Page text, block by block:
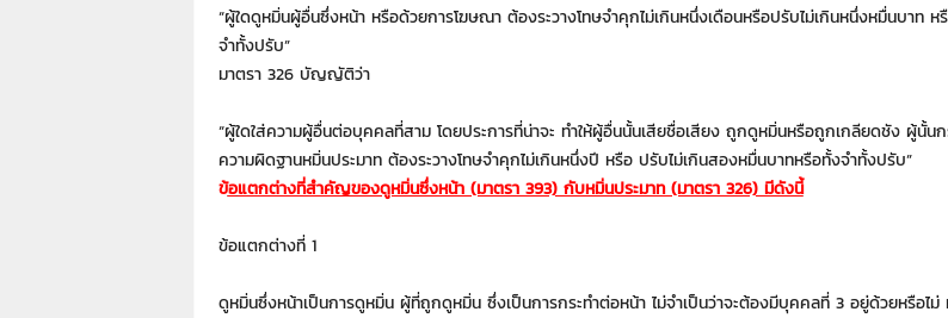
“ผู้ใดดูหมิ่นผู้อื่นซึ่งหน้า หรือด้วยการโฆษณา ต้องระวางโทษจำคุกไม่เกินหนึ่งเดือนหรือปรับไม่เกินหนึ่งหมื่นบาท ห
จำทั้งปรับ”
มาตรา 326 บัญญัติว่า
“ผู้ใดใส่ความผู้อื่นต่อบุคคลที่สาม โดยประการที่น่าจะ ทำให้ผู้อื่นนั้นเสียชื่อเสียง ถูกดูหมิ่นหรือถูกเกลียดชัง ผู้นั้นก
ความผิดฐานหมิ่นประมาท ต้องระวางโทษจำคุกไม่เกินหนึ่งปี หรือ ปรับไม่เกินสองหมื่นบาทหรือทั้งจำทั้งปรับ”
ข้อแตกต่างที่สำคัญของดูหมิ่นซึ่งหน้า (มาตรา 393) กับหมิ่นประมาท (มาตรา 326) มีดังนี้
ข้อแตกต่างที่ 1
ดูหมิ่นซึ่งหน้าเป็นการดูหมิ่น ผู้ที่ถูกดูหมิ่น ซึ่งเป็นการกระทำต่อหน้า ไม่จำเป็นว่าจะต้องมีบุคคลที่ 3 อยู่ด้วยหรือไม่